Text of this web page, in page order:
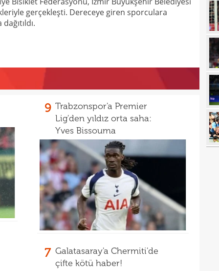
gerçekleşti. Dereceye giren sporculara
9 Trabzonspor'a Premier
Lig'den yıldız orta saha:
Yves Bissouma
7 Galatasaray'a Chermiti'de
çifte kötü haber!